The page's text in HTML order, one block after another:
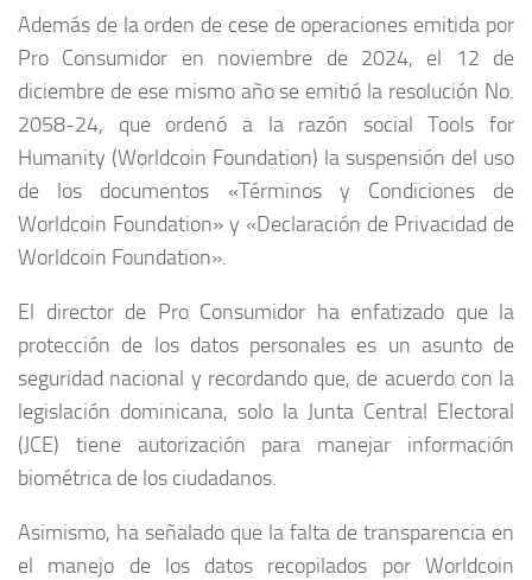
Además de la orden de cese de operaciones emitida por
Pro Consumidor en noviembre de 2024, el 12 de
diciembre de ese mismo año se emitió la resolución No.
2058-24, que ordenó a la razón social Tools for
Humanity (Worldcoin Foundation) la suspensión del uso
de los documentos «Términos y Condiciones de
Worldcoin Foundation» y «Declaración de Privacidad de
Worldcoin Foundation».
El director de Pro Consumidor ha enfatizado que la
protección de los datos personales es un asunto de
seguridad nacional y recordando que, de acuerdo con la
legislación dominicana, solo la Junta Central Electoral
(JCE) tiene autorización para manejar información
biométrica de los ciudadanos.
Asimismo, ha señalado que la falta de transparencia en
el manejo de los datos recopilados por Worldcoin